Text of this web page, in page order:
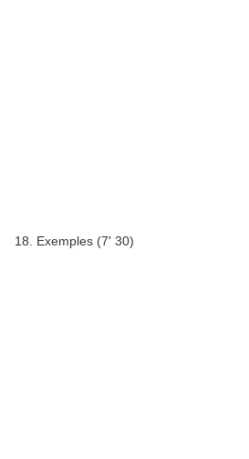
18. Exemples (7' 30)